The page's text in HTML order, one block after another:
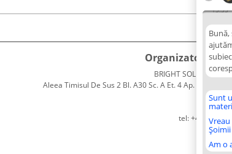
13:35
Sunt
Șoimii
Am o
Organizator
BRIGHT SOLUTIONS
Aleea Timisul De Sus 2 Bl. A30 Sc. A Et. 4 Ap. 13 Cod
CUI
tel: +40 770